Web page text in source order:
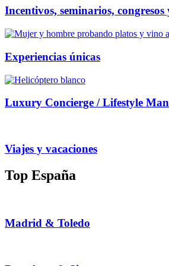
Incentivos, seminarios,
Experiencias únicas
Luxury Concierge / Lifestyle
Viajes y vacaciones
Top España
Madrid & Toledo